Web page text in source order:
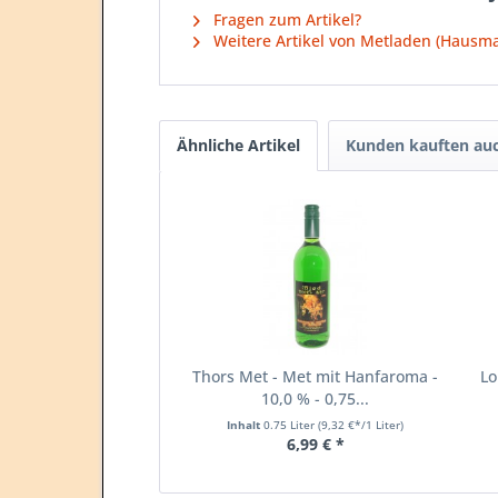
Fragen zum Artikel?
Weitere Artikel von Metladen
Ähnliche Artikel Kunden kauften
Thors Met - Met mit Hanfaroma -
10,0 % - 0,75...
Inhalt 0.75 Liter (9,32 €*/1 Liter)
6,99 € *